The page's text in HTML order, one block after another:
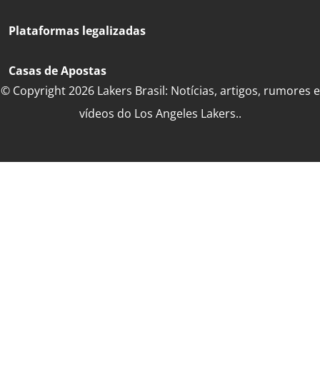
Plataformas legalizadas
Casas de Apostas
© Copyright 2026 Lakers Brasil: Notícias, artigos, rumores e
vídeos do Los Angeles Lakers..